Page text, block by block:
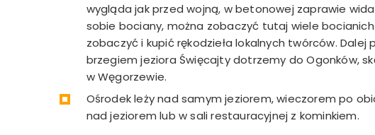
wygląda jak przed wojną, w betonowej zaprawie
sobie bociany, można zobaczyć tutaj wiele
zobaczyć i kupić rękodzieła lokalnych twórców.
brzegiem jeziora Święcajty dotrzemy do Ogonków,
w Węgorzewie.
Ośrodek leży nad samym jeziorem, wieczorem po
nad jeziorem lub w sali restauracyjnej z kominkiem.